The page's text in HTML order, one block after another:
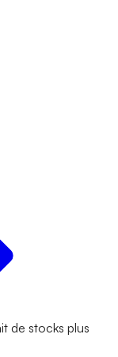
de stocks plus